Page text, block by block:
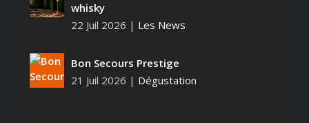
whisky
22 Juil 2026 | Les News
Bon Secours Prestige
21 Juil 2026 | Dégustation